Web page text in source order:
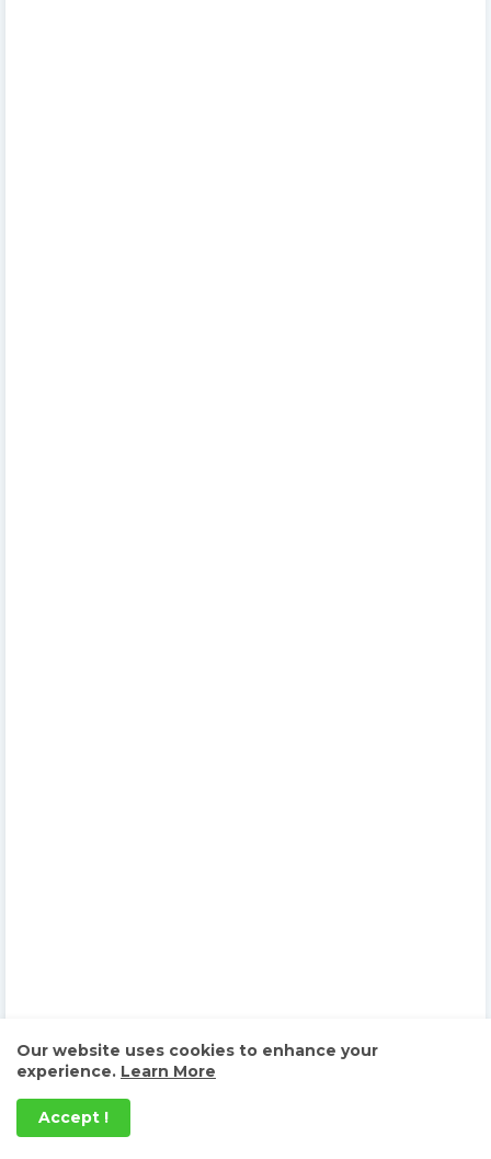
Our website uses cookies to enhance your
experience. Learn More
Accept !